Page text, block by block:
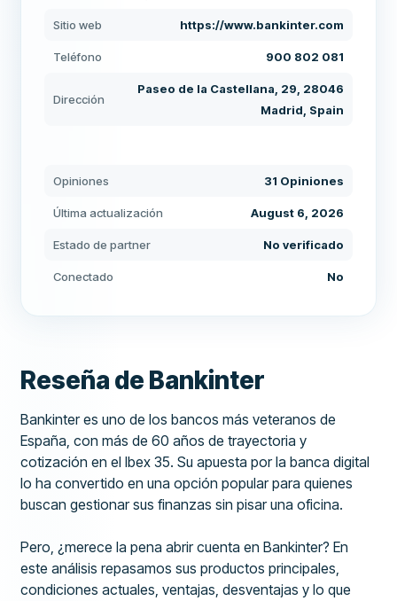
Sitio web https://www.bankinter.com
Teléfono 900 802 081
Dirección
Paseo de la Castellana, 29, 28046
Madrid, Spain
Opiniones 31 Opiniones
Última actualización August 6, 2026
Estado de partner No verificado
Conectado No
Reseña de Bankinter
Bankinter es uno de los bancos más veteranos de
España, con más de 60 años de trayectoria y
cotización en el Ibex 35. Su apuesta por la banca digital
lo ha convertido en una opción popular para quienes
buscan gestionar sus finanzas sin pisar una oficina.
Pero, ¿merece la pena abrir cuenta en Bankinter? En
este análisis repasamos sus productos principales,
condiciones actuales, ventajas, desventajas y lo que